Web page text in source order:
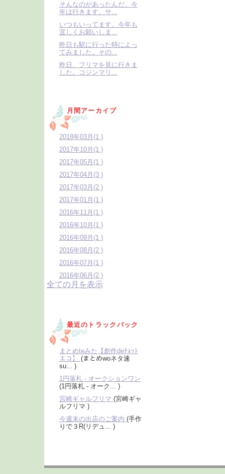
そんなのがあったんだ、今
年は行きます。サ...
いつもいってます。今年も
宜しくお願いしま...
昨日も駅に行った時によっ
てみました。その...
昨日、フリマを見に行きま
した。コジンマリ...
月間アーカイブ
2018年03月(1 )
2017年10月(1 )
2017年05月(1 )
2017年04月(3 )
2017年03月(2 )
2017年01月(1 )
2016年11月(1 )
2016年10月(1 )
2016年09月(1 )
2016年08月(2 )
2016年07月(1 )
2016年06月(2 )
全ての月を表示
最近のトラックバック
まとめteみた【創作deﾁｮｯﾄ
エコ】 (まとめwoネタ速
su... )
1円落札 - オークションワン
(1円落札 - オーク... )
宮崎ギャルフリマ (宮崎ギャ
ルフリマ )
今週末の出店のご案内 (手作
りで３R(リデュ... )